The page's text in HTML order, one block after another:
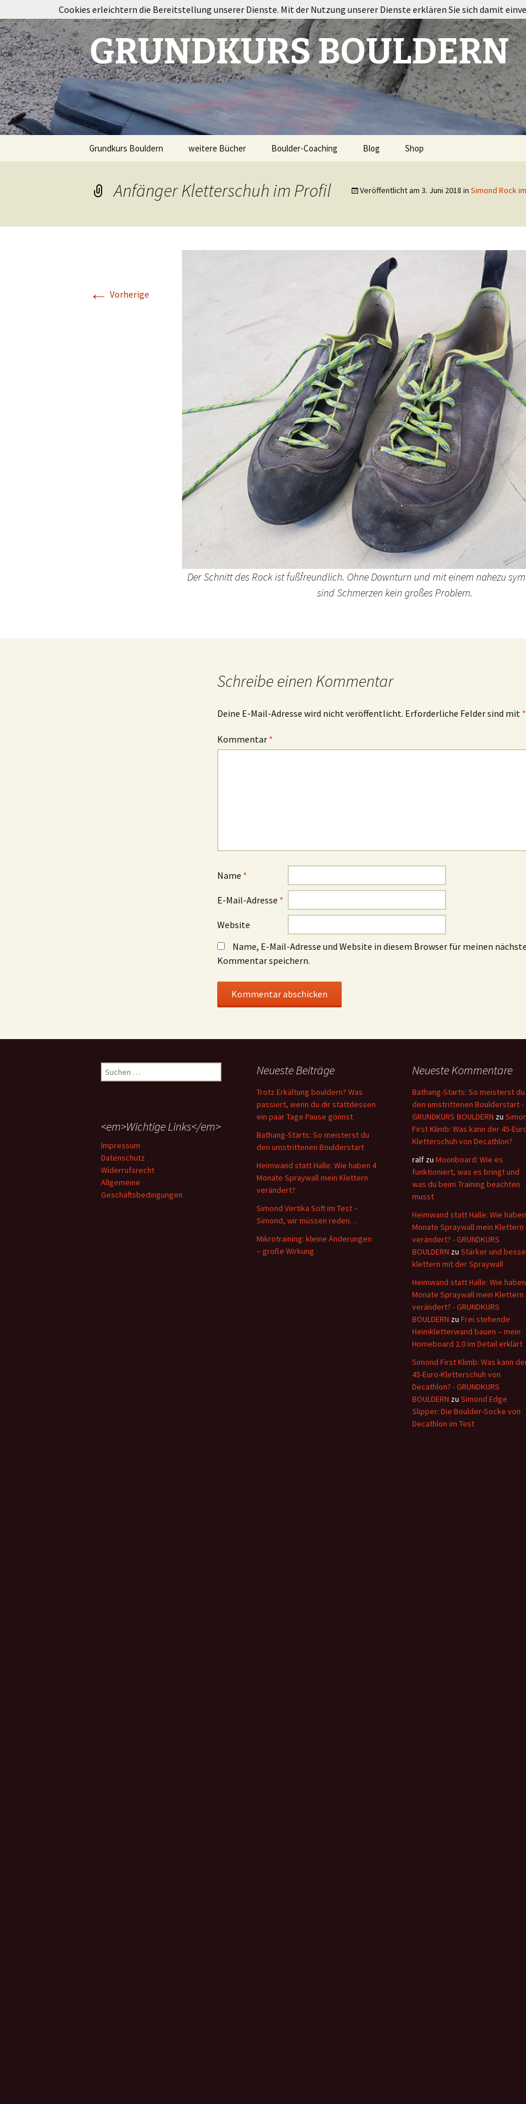
GRUNDKURS BOULDERN
Grundkurs Bouldern weitere Bücher
Destination
Boulder-Coaching Blog Shop
Anfänger Kletterschuh im Profil Veröffentlicht am 3. Juni 2018 in Simond Rock
← Vorherige
Der Schnitt des Rock ist fußfreundlich. Ohne Downturn und mit einem nahezu
sind Schmerzen kein großes Problem.
Schreibe einen Kommentar
Deine E-Mail-Adresse wird nicht veröffentlicht. Erforderliche Felder sind mit *
Kommentar *
Name *
E-Mail-Adresse *
Website
Name, E-Mail-Adresse und Website in diesem Browser für meinen
Kommentar speichern.
Suchen
nach:
Neueste Beiträge
Trotz Erkältung bouldern? Was
passiert, wenn du dir stattdessen
ein paar Tage Pause gönnst
Bathang-Starts: So meisterst du
den umstrittenen Boulderstart
Heimwand statt Halle: Wie haben 4
Monate Spraywall mein Klettern
verändert?
Simond Vertika Soft im Test –
Simond, wir müssen reden…
Mikrotraining: kleine Änderungen
– große Wirkung
Neueste Kommentare
Bathang-Starts: So meisterst du
den umstrittenen Boulderstart -
GRUNDKURS BOULDERN zu
First Klimb: Was kann der 45-
Kletterschuh von Decathlon?
ralf zu Moonboard: Wie es
funktioniert, was es bringt und
was du beim Training beachten
musst
Heimwand statt Halle: Wie
Monate Spraywall mein Klettern
verändert? - GRUNDKURS
BOULDERN zu Stärker und
klettern mit der Spraywall
Heimwand statt Halle: Wie
Monate Spraywall mein Klettern
verändert? - GRUNDKURS
BOULDERN zu Frei stehende
Heimkletterwand bauen – mein
Homeboard 2.0 im Detail erklärt
Simond First Klimb: Was kann
45-Euro-Kletterschuh von
Decathlon? - GRUNDKURS
BOULDERN zu Simond Edge
Slipper: Die Boulder-Socke von
Decathlon im Test
<em>Wichtige Links</em>
Impressum
Datenschutz
Widerrufsrecht
Allgemeine
Geschäftsbedingungen
Cookies erleichtern die Bereitstellung unserer Dienste. Mit der Nutzung unserer Dienste erklären Sie sich damit